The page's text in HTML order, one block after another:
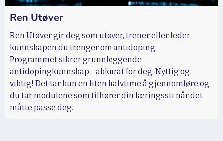
Ren Utøver
Ren Utøver gir deg som utøver, trener eller leder
kunnskapen du trenger om antidoping.
Programmet sikrer grunnleggende
antidopingkunnskap - akkurat for deg. Nyttig og
viktig! Det tar kun en liten halvtime å gjennomføre og
du tar modulene som tilhører din læringssti når det
måtte passe deg.